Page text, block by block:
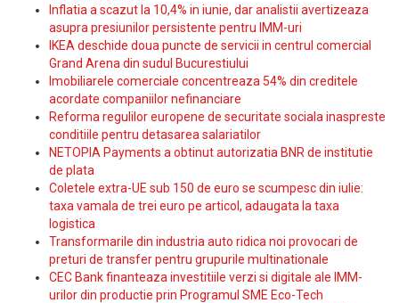
Inflatia a scazut la 10,4% in iunie, dar analistii avertizeaza
asupra presiunilor persistente pentru IMM-uri
IKEA deschide doua puncte de servicii in centrul comercial
Grand Arena din sudul Bucurestiului
Imobiliarele comerciale concentreaza 54% din creditele
acordate companiilor nefinanciare
Reforma regulilor europene de securitate sociala inaspreste
conditiile pentru detasarea salariatilor
NETOPIA Payments a obtinut autorizatia BNR de institutie
de plata
Coletele extra-UE sub 150 de euro se scumpesc din iulie:
taxa vamala de trei euro pe articol, adaugata la taxa
logistica
Transformarile din industria auto ridica noi provocari de
preturi de transfer pentru grupurile multinationale
CEC Bank finanteaza investitiile verzi si digitale ale IMM-
urilor din productie prin Programul SME Eco-Tech